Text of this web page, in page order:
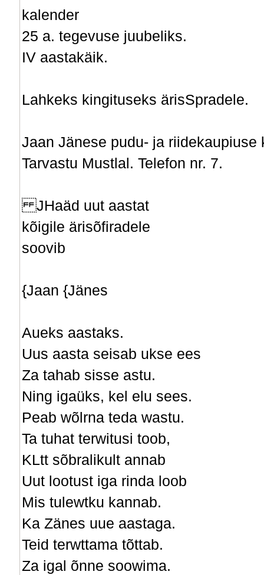
kalender
25 a. tegevuse juubeliks.
IV aastakäik.
Lahkeks kingituseks ärisSpradele.
Jaan Jänese pudu- ja riidekaupiuse
Tarvastu Mustlal. Telefon nr. 7.
JHaäd uut aastat
kõigile ärisõfiradele
soovib
{Jaan {Jänes
Aueks aastaks.
Uus aasta seisab ukse ees
Za tahab sisse astu.
Ning igaüks, kel elu sees.
Peab wõlrna teda wastu.
Ta tuhat terwitusi toob,
KLtt sõbralikult annab
Uut lootust iga rinda loob
Mis tulewtku kannab.
Ka Zänes uue aastaga.
Teid terwttama tõttab.
Za igal õnne soowima.